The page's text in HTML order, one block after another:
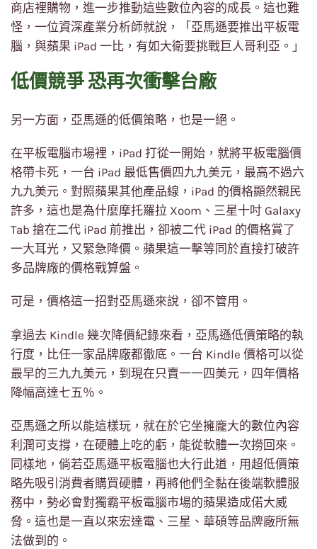
商店裡購物，進一步推動這些數位內容的成長。這也難
怪，一位資深產業分析師就說，「亞馬遜要推出平板電
腦，與蘋果 iPad 一比，有如大衛要挑戰巨人哥利亞。」
低價競爭 恐再次衝擊台廠
另一方面，亞馬遜的低價策略，也是一絕。
在平板電腦市場裡，iPad 打從一開始，就將平板電腦價
格帶卡死，一台 iPad 最低售價四九九美元，最高不過六
九九美元。對照蘋果其他產品線，iPad 的價格顯然親民
許多，這也是為什麼摩托羅拉 Xoom、三星十吋 Galaxy
Tab 搶在二代 iPad 前推出，卻被二代 iPad 的價格賞了
一大耳光，又緊急降價。蘋果這一擊等同於直接打破許
多品牌廠的價格戰算盤。
可是，價格這一招對亞馬遜來說，卻不管用。
拿過去 Kindle 幾次降價紀錄來看，亞馬遜低價策略的執
行度，比任一家品牌廠都徹底。一台 Kindle 價格可以從
最早的三九九美元，到現在只賣一一四美元，四年價格
降幅高達七五％。
亞馬遜之所以能這樣玩，就在於它坐擁龐大的數位內容
利潤可支撐，在硬體上吃的虧，能從軟體一次撈回來。
同樣地，倘若亞馬遜平板電腦也大行此道，用超低價策
略先吸引消費者購買硬體，再將他們全黏在後端軟體服
務中，勢必會對獨霸平板電腦市場的蘋果造成偌大威
脅。這也是一直以來宏達電、三星、華碩等品牌廠所無
法做到的。